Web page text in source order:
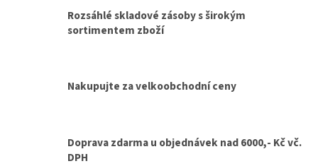
Rozsáhlé skladové zásoby s širokým
sortimentem zboží
Nakupujte za velkoobchodní ceny
Doprava zdarma u objednávek nad 6000,- Kč vč.
DPH